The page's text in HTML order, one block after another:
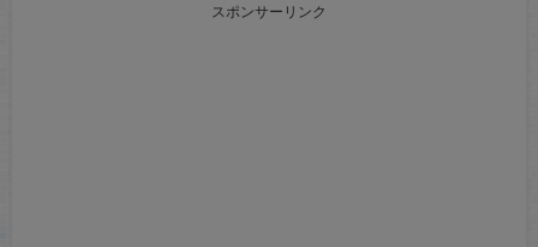
スポンサーリンク